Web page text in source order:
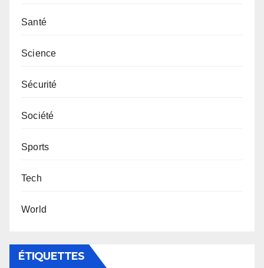
Santé
Science
Sécurité
Société
Sports
Tech
World
ÉTIQUETTES